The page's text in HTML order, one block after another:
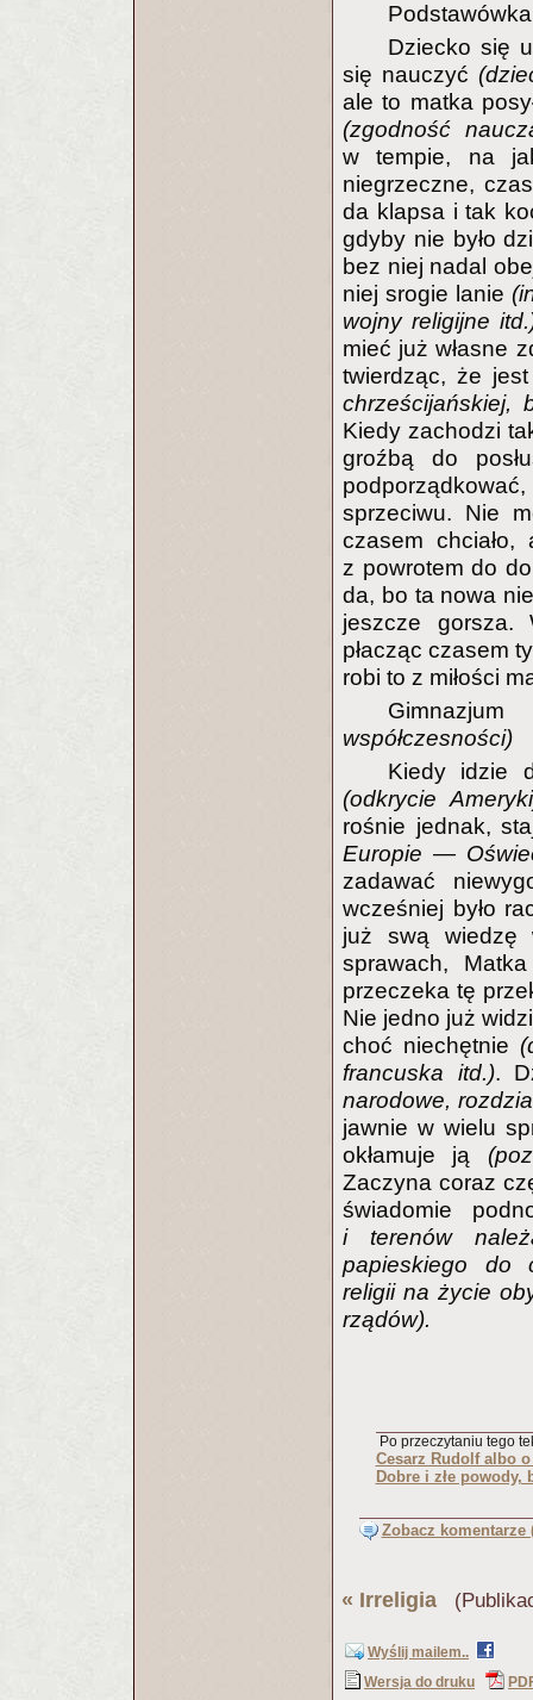
Dziecko się
się nauczyć
ale to matka
(zgodność
w tempie, na
niegrzeczne,
da klapsa i tak
gdyby nie było
bez niej nadal
niej srogie lanie
wojny religijne
mieć już własne
twierdząc, że
chrześcijańskiej,
Kiedy zachodzi
groźbą do
sprzeciwu. Nie
czasem
z powrotem do
da, bo ta nowa
jeszcze gorsza.
płacząc czasem
robi to z miłości
współczesności)
Kiedy idzie
(odkrycie
rośnie jednak,
Europie —
zadawać
wcześniej było
już swą wiedzę
sprawach,
przeczeka tę
Nie jedno już
choć niechętnie
francuska itd.).
narodowe,
jawnie w wielu
okłamuje ją
Zaczyna coraz
świadomie
i terenów
papieskiego do
religii na życie
rządów).
Po przeczytaniu tego
Cesarz Rudolf albo
Dobre i złe powody,
Zobacz komentarze
« Irreligia
Wyślij mailem..
Wersja do druku